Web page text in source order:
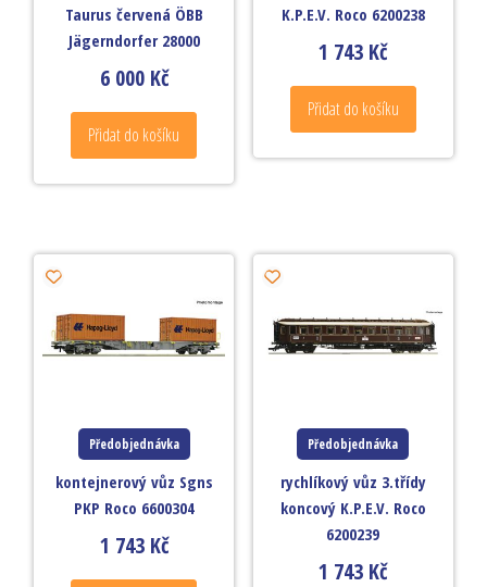
Taurus červená ÖBB
Jägerndorfer 28000
6 000 Kč
Přidat do košíku
K.P.E.V. Roco 6200238
1 743 Kč
Přidat do košíku
Předobjednávka
kontejnerový vůz Sgns
PKP Roco 6600304
1 743 Kč
Předobjednávka
rychlíkový vůz 3.třídy
koncový K.P.E.V. Roco
6200239
1 743 Kč